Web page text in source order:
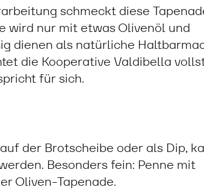
schmeckt diese
wird nur mit etwas Olivenöl und
dienen als natürliche
die Kooperative Valdibella
für sich.
der Brotscheibe oder als Dip,
Besonders fein: Penne mit
Oliven-Tapenade.